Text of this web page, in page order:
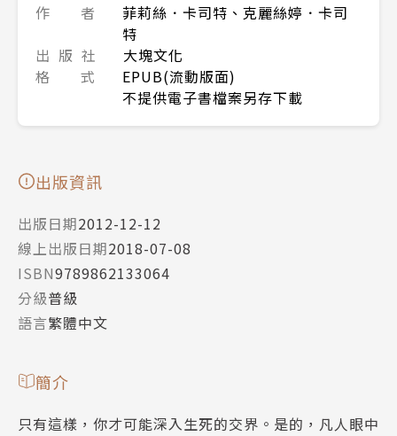
作 者
菲莉絲．卡司特、克麗絲婷．卡司
特
出 版 社
大塊文化
格 式
EPUB(流動版面)
不提供電子書檔案另存下載
出版資訊
出版日期2012-12-12
線上出版日期2018-07-08
ISBN9789862133064
分級普級
語言繁體中文
簡介
只有這樣，你才可能深入生死的交界。是的，凡人眼中